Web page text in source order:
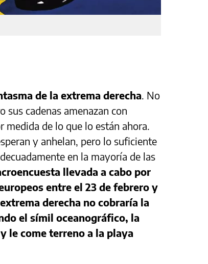
de la extrema derecha. No
sus cadenas amenazan con
de lo que lo están ahora.
y anhelan, pero lo suficiente
en la mayoría de las
llevada a cabo por
entre el 23 de febrero y
derecha no cobraría la
el símil oceanográfico, la
le come terreno a la playa